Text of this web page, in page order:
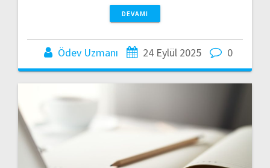
DEVAMI
Ödev Uzmanı 24 Eylül 2025 0